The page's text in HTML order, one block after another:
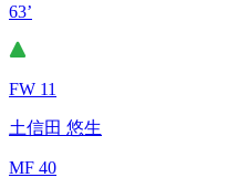
63’
FW 11
土信田 悠生
MF 40